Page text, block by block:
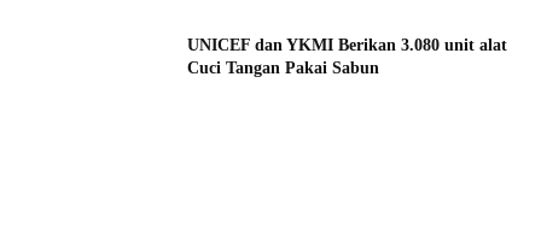
UNICEF dan YKMI Berikan 3.080 unit alat
Cuci Tangan Pakai Sabun